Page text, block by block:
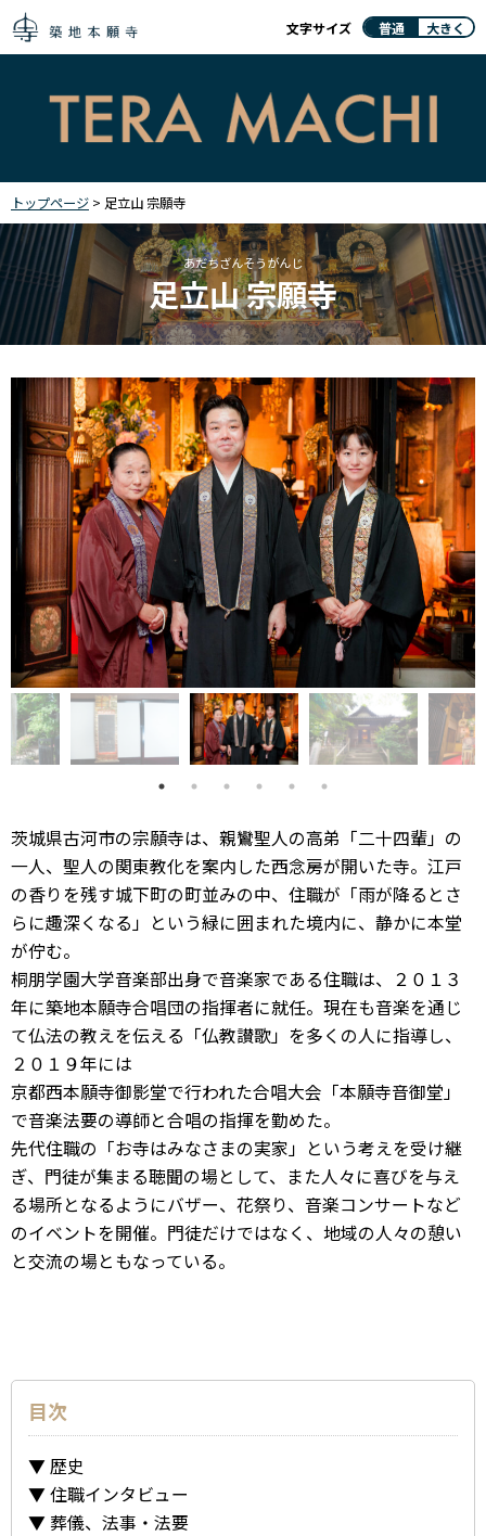
文字サイズ 普通 大きく
トップページ > 足立山 宗願寺
あだちざんそうがんじ
足立山 宗願寺
茨城県古河市の宗願寺は、親鸞聖人の高弟「二十四輩」の
一人、聖人の関東教化を案内した西念房が開いた寺。江戸
の香りを残す城下町の町並みの中、住職が「雨が降るとさ
らに趣深くなる」という緑に囲まれた境内に、静かに本堂
が佇む。
桐朋学園大学音楽部出身で音楽家である住職は、２０１３
年に築地本願寺合唱団の指揮者に就任。現在も音楽を通じ
て仏法の教えを伝える「仏教讃歌」を多くの人に指導し、
２０１９年には
京都西本願寺御影堂で行われた合唱大会「本願寺音御堂」
で音楽法要の導師と合唱の指揮を勤めた。
先代住職の「お寺はみなさまの実家」という考えを受け継
ぎ、門徒が集まる聴聞の場として、また人々に喜びを与え
る場所となるようにバザー、花祭り、音楽コンサートなど
のイベントを開催。門徒だけではなく、地域の人々の憩い
と交流の場ともなっている。
目次
歴史
住職インタビュー
葬儀、法事・法要